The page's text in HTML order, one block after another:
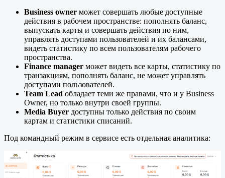
Business owner может совершать любые доступные
действия в рабочем пространстве: пополнять баланс,
выпускать карты и совершать действия по ним,
управлять доступами пользователей и их балансами,
видеть статистику по всем пользователям рабочего
пространства.
Finance manager может видеть все карты, статистику по
транзакциям, пополнять баланс, не может управлять
доступами пользователей.
Team Lead обладает теми же правами, что и у Business
Owner, но только внутри своей группы.
Media Buyer доступны только действия по своим
картам и статистики списаний.
Под командный режим в сервисе есть отдельная аналитика: